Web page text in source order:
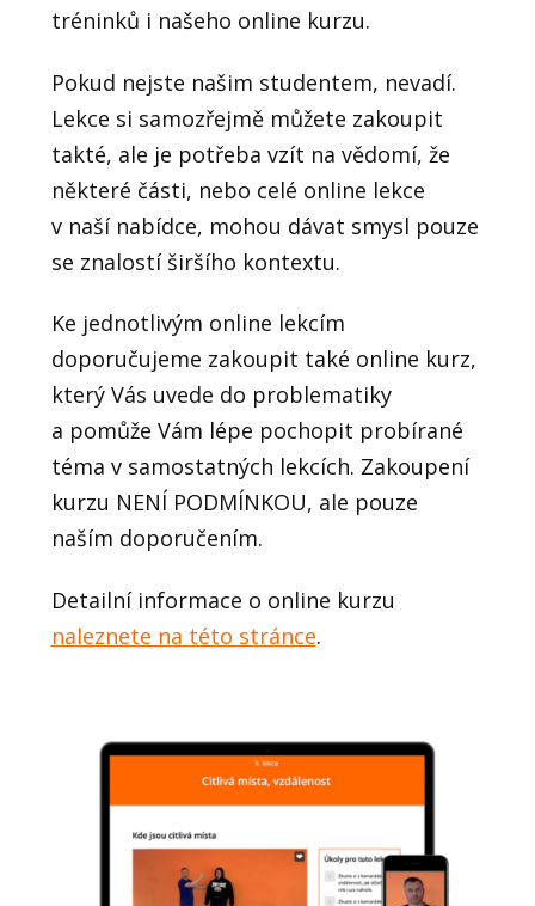
tréninků i našeho online kurzu.
Pokud nejste našim studentem, nevadí.
Lekce si samozřejmě můžete zakoupit
takté, ale je potřeba vzít na vědomí, že
některé části, nebo celé online lekce
v naší nabídce, mohou dávat smysl pouze
se znalostí širšího kontextu.
Ke jednotlivým online lekcím
doporučujeme zakoupit také online kurz,
který Vás uvede do problematiky
a pomůže Vám lépe pochopit probírané
téma v samostatných lekcích. Zakoupení
kurzu NENÍ PODMÍNKOU, ale pouze
naším doporučením.
Detailní informace o online kurzu
naleznete na této stránce.